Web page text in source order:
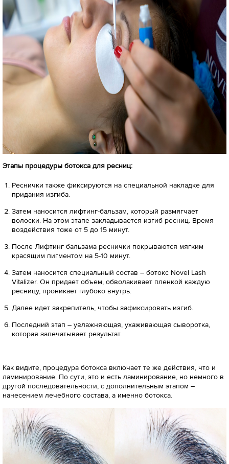
Этапы процедуры ботокса для ресниц:
Реснички также фиксируются на специальной накладке для
придания изгиба.
Затем наносится лифтинг-бальзам, который размягчает
волоски. На этом этапе закладывается изгиб ресниц. Время
воздействия тоже от 5 до 15 минут.
После Лифтинг бальзама реснички покрываются мягким
красящим пигментом на 5-10 минут.
Затем наносится специальный состав – ботокс Novel Lash
Vitalizer. Он придает объем, обволакивает пленкой каждую
ресницу, проникает глубоко внутрь.
Далее идет закрепитель, чтобы зафиксировать изгиб.
Последний этап – увлажняющая, ухаживающая сыворотка,
которая запечатывает результат.
Как видите, процедура ботокса включает те же действия, что и
ламинирование. По сути, это и есть ламинирование, но немного в
другой последовательности, с дополнительным этапом –
нанесением лечебного состава, а именно ботокса.